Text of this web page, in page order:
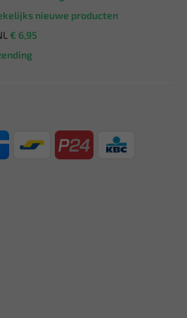
nieuwe producten
€ 6,95